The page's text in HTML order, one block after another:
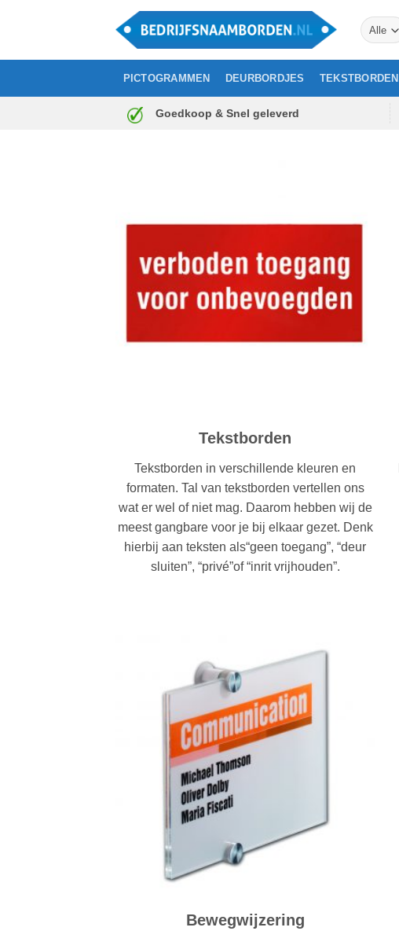
PICTOGRAMMEN DEURBORDJES TEKSTBORDEN
Goedkoop & Snel geleverd
Tekstborden
Tekstborden in verschillende kleuren en
formaten. Tal van tekstborden vertellen ons
wat er wel of niet mag. Daarom hebben wij de
meest gangbare voor je bij elkaar gezet. Denk
hierbij aan teksten als“geen toegang”, “deur
sluiten”, “privé”of “inrit vrijhouden”.
Bewegwijzering